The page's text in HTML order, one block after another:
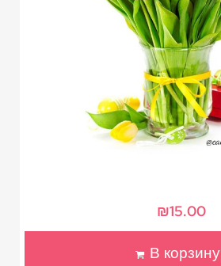
₪15.00
В корзину